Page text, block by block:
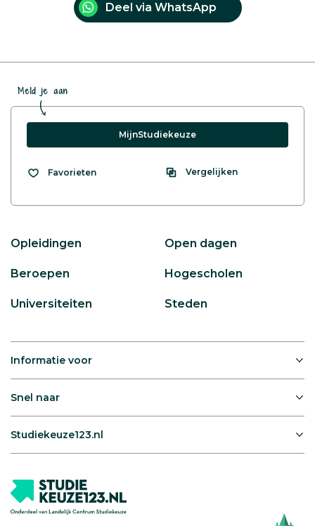
Deel via WhatsApp
Meld je aan
MijnStudiekeuze
Favorieten Vergelijken
Opleidingen Open dagen
Beroepen Hogescholen
Universiteiten Steden
Informatie voor
Snel naar
Studiekeuze123.nl